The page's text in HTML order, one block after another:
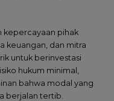
kepercayaan pihak
keuangan, dan mitra
untuk berinvestasi
hukum minimal,
bahwa modal yang
berjalan tertib.